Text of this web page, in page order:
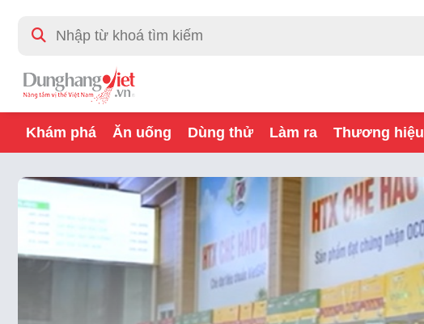
Khám phá Ăn uống Dùng thử Làm ra Thương hiệu